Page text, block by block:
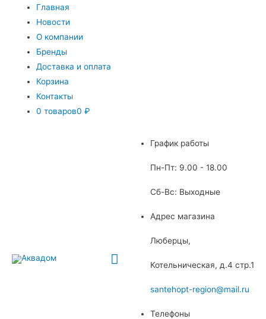
Главная
Новости
О компании
Бренды
Доставка и оплата
Корзина
Контакты
0 товаров0 ₽
Главное
График работы
Пн-Пт: 9.00 - 18.00
Сб-Вс: Выходные
Адрес магазина
Люберцы,
Котельническая, д.4 стр.1
santehopt-region@mail.ru
Телефоны